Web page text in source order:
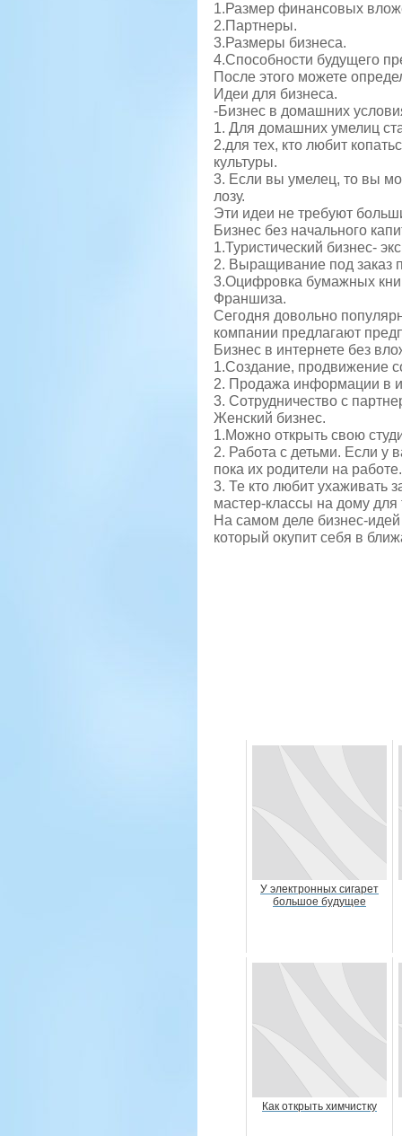
1.Размер финансовых
2.Партнеры.
3.Размеры бизнеса.
4.Способности будущего
После этого можете
Идеи для бизнеса.
-Бизнес в домашних
1. Для домашних умелиц
2.для тех, кто любит
культуры.
3. Если вы умелец, то вы
лозу.
Эти идеи не требуют
Бизнес без начального
1.Туристический бизнес-
2. Выращивание под заказ
3.Оцифровка бумажных
Франшиза.
Сегодня довольно
компании предлагают
Бизнес в интернете без
1.Создание, продвижение
2. Продажа информации в
3. Сотрудничество с
Женский бизнес.
1.Можно открыть свою
2. Работа с детьми. Если у
пока их родители на работе.
3. Те кто любит ухаживать
мастер-классы на дому
На самом деле бизнес-
который окупит себя в
У электронных сигарет
большое будущее
Как открыть химчистку